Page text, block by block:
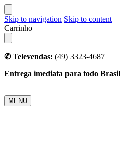
Skip to navigation Skip to content
Carrinho
✆ Televendas: (49) 3323-4687
Entrega imediata para todo Brasil
MENU